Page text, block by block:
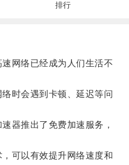
排行
网络已经成为人们生活不
时会遇到卡顿、延迟等问
推出了免费加速服务，
可以有效提升网络速度和